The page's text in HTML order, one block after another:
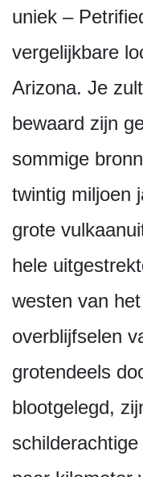
uniek –
vergelijkbare
Arizona. Je
bewaard zijn
sommige
twintig miljoen
grote
hele
westen van
overblijfselen
grotendeels
blootgelegd,